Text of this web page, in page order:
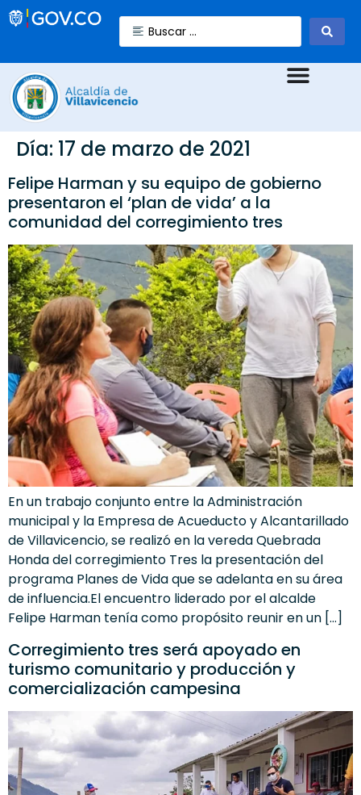
Día: 17 de marzo de 2021
Felipe Harman y su equipo de gobierno
presentaron el ‘plan de vida’ a la
comunidad del corregimiento tres
En un trabajo conjunto entre la Administración
municipal y la Empresa de Acueducto y Alcantarillado
de Villavicencio, se realizó en la vereda Quebrada
Honda del corregimiento Tres la presentación del
programa Planes de Vida que se adelanta en su área
de influencia.El encuentro liderado por el alcalde
Felipe Harman tenía como propósito reunir en un […]
Corregimiento tres será apoyado en
turismo comunitario y producción y
comercialización campesina